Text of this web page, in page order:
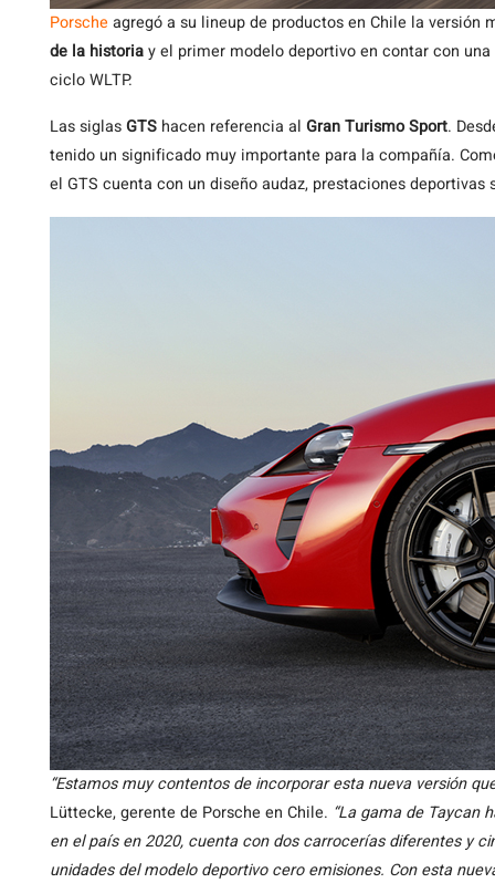
Porsche agregó a su lineup de productos en Chile la versión
de la historiay el primer modelo deportivo en contar con
ciclo WLTP.
Las siglasGTS hacen referencia al Gran Turismo Sport.
tenido un significado muy importante para la compañía.
el GTS cuenta con un diseño audaz, prestaciones
“Estamos muy contentos de incorporar esta nueva versión
Lüttecke, gerente de Porsche en Chile. “La gama de Taycan
en el país en 2020, cuenta con dos carrocerías diferentes y
unidades del modelo deportivo cero emisiones. Con esta